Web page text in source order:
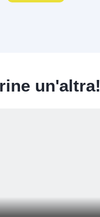
un'altra!